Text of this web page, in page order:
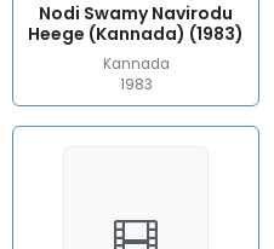
Nodi Swamy Navirodu
Heege (Kannada) (1983)
Kannada
1983